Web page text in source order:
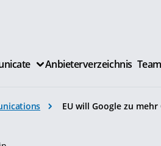
Anbieterverzeichnis Team
EU will Google zu